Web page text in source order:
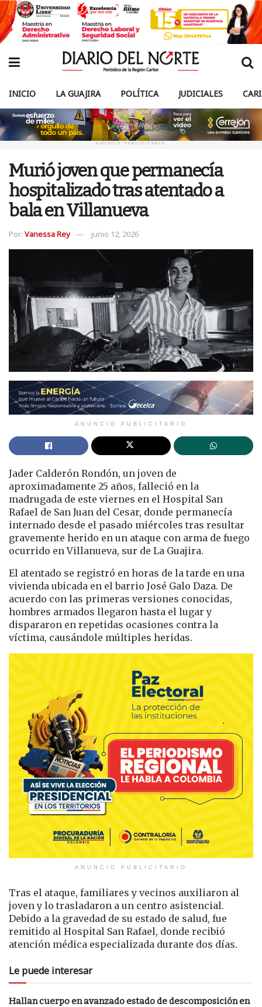
INICIO LA GUAJIRA POLÍTICA JUDICIALES
ANUNCIO PUBLICITARIO
Murió joven que permanecía
hospitalizado tras atentado a
bala en Villanueva
Por: Vanessa Rey junio 12, 2026
ANUNCIO PUBLICITARIO
Jader Calderón Rondón, un joven de
aproximadamente 25 años, falleció en la
madrugada de este viernes en el Hospital San
Rafael de San Juan del Cesar, donde permanecía
internado desde el pasado miércoles tras resultar
gravemente herido en un ataque con arma de fuego
ocurrido en Villanueva, sur de La Guajira.
El atentado se registró en horas de la tarde en una
vivienda ubicada en el barrio José Galo Daza. De
acuerdo con las primeras versiones conocidas,
hombres armados llegaron hasta el lugar y
dispararon en repetidas ocasiones contra la
víctima, causándole múltiples heridas.
ANUNCIO PUBLICITARIO
Tras el ataque, familiares y vecinos auxiliaron al
joven y lo trasladaron a un centro asistencial.
Debido a la gravedad de su estado de salud, fue
remitido al Hospital San Rafael, donde recibió
atención médica especializada durante dos días.
Le puede interesar
Hallan cuerpo en avanzado estado de descomposición en